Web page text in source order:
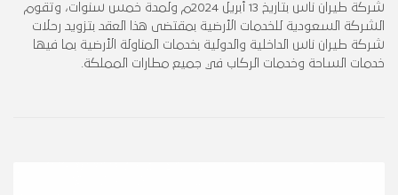
شركة طيران ناس بتاريخ 13 أبريل 2024م ولمدة خمس سنوات، وتقوم
الشركة السعودية للخدمات الأرضية بمقتضى هذا العقد بتزويد رحلات
شركة طيران ناس الداخلية والدولية بخدمات المناولة الأرضية بما فيها
خدمات الساحة وخدمات الركاب في جميع مطارات المملكة.